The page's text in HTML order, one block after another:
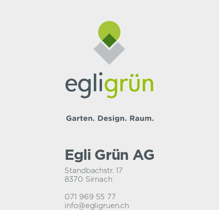
Egli Grün AG
Standbachstr. 17
8370 Sirnach
071 969 55 77
info@egligruen.ch